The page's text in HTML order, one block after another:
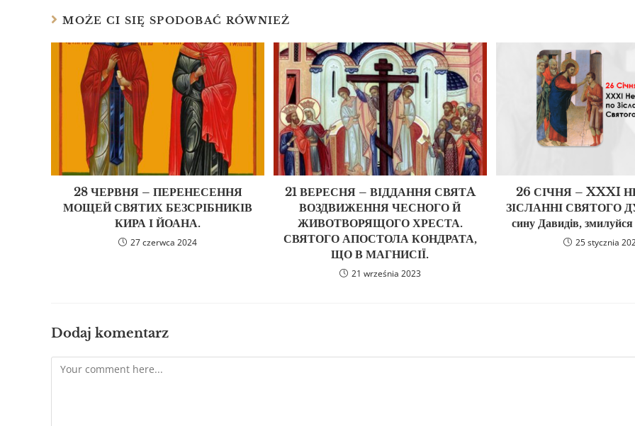
MOŻE CI SIĘ SPODOBAĆ RÓWNIEŻ
28 ЧЕРВНЯ – ПЕРЕНЕСЕННЯ
МОЩЕЙ СВЯТИХ БЕЗСРІБНИКІВ
КИРА І ЙОАНА.
27 czerwca 2024
21 ВЕРЕСНЯ – ВІДДАННЯ СВЯТA
ВОЗДВИЖЕННЯ ЧЕСНОГО Й
ЖИВОТВОРЯЩОГО ХРЕСТА.
СВЯТОГО АПОСТОЛА КОНДРАТА,
ЩО В МАГНИСІЇ.
21 września 2023
26 СІЧНЯ – XXXI
ЗІСЛАННІ СВЯТОГО
сину Давидів,
25 stycznia
Dodaj komentarz